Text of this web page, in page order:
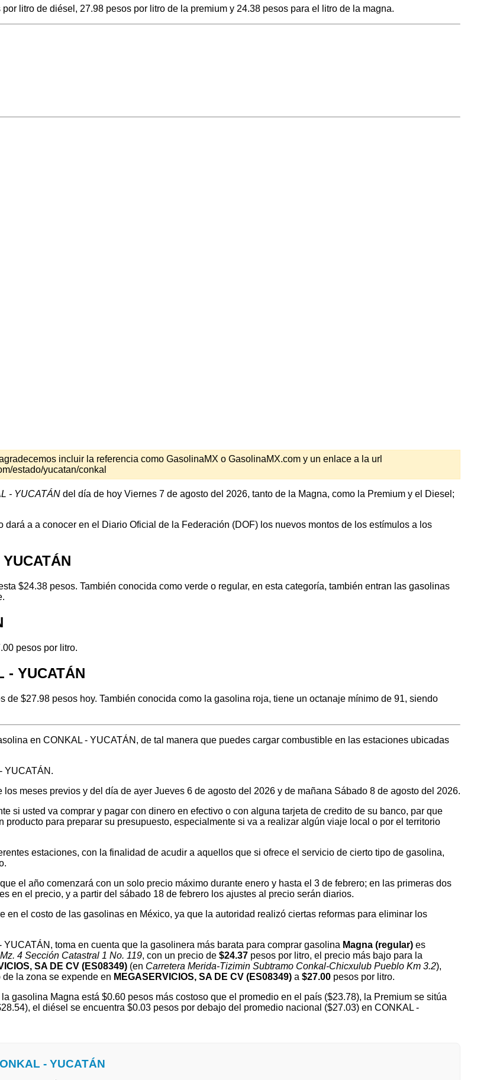
litro de diésel, 27.98 pesos por litro de la premium y 24.38 pesos para el litro de la magna.
incluir la referencia como GasolinaMX o GasolinaMX.com y un enlace a la url
estado/yucatan/conkal
- YUCATÁN del día de hoy Viernes 7 de agosto del 2026, tanto de la Magna, como la Premium y el Diesel;
a a conocer en el Diario Oficial de la Federación (DOF) los nuevos montos de los estímulos a los
$24.38 pesos. También conocida como verde o regular, en esta categoría, también entran las gasolinas
pesos por litro.
YUCATÁN
$27.98 pesos hoy. También conocida como la gasolina roja, tiene un octanaje mínimo de 91, siendo
en CONKAL - YUCATÁN, de tal manera que puedes cargar combustible en las estaciones ubicadas
YUCATÁN.
meses previos y del día de ayer Jueves 6 de agosto del 2026 y de mañana Sábado 8 de agosto del 2026.
si usted va comprar y pagar con dinero en efectivo o con alguna tarjeta de credito de su banco, par que
para preparar su presupuesto, especialmente si va a realizar algún viaje local o por el territorio
estaciones, con la finalidad de acudir a aquellos que si ofrece el servicio de cierto tipo de gasolina,
el año comenzará con un solo precio máximo durante enero y hasta el 3 de febrero; en las primeras dos
en el precio, y a partir del sábado 18 de febrero los ajustes al precio serán diarios.
el costo de las gasolinas en México, ya que la autoridad realizó ciertas reformas para eliminar los
toma en cuenta que la gasolinera más barata para comprar gasolina Magna (regular) es
4 Sección Catastral 1 No. 119, con un precio de $24.37 pesos por litro, el precio más bajo para la
SA DE CV (ES08349) (en Carretera Merida-Tizimin Subtramo Conkal-Chicxulub Pueblo Km 3.2),
de la zona se expende en MEGASERVICIOS, SA DE CV (ES08349) a $27.00 pesos por litro.
gasolina Magna está $0.60 pesos más costoso que el promedio en el país ($23.78), la Premium se sitúa
el diésel se encuentra $0.03 pesos por debajo del promedio nacional ($27.03) en CONKAL -
- YUCATÁN